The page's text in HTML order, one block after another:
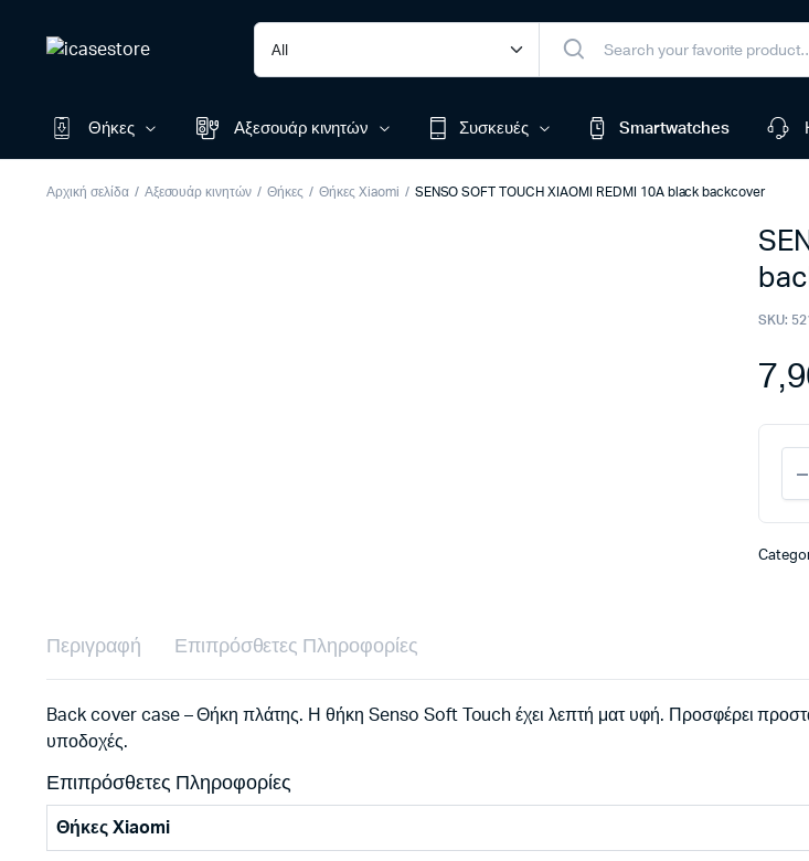
Θήκες Αξεσουάρ κινητών Συσκευές Smartwatches
Αρχική σελίδα Αξεσουάρ κινητών Θήκες Θήκες Xiaomi SENSO SOFT TOUCH XIAOMI REDMI 10A black backcover
SKU:
Περιγραφή Επιπρόσθετες Πληροφορίες
Back cover case – Θήκη πλάτης. Η θήκη Senso Soft Touch έχει λεπτή ματ υφή. Προσφέρει
υποδοχές.
Επιπρόσθετες Πληροφορίες
Θήκες Xiaomi